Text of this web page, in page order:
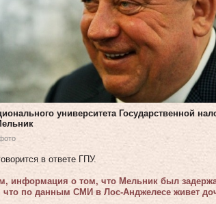
университета Государственной
в ответе ГПУ.
информация о том, что Мельник был
что по данным СМИ в Лос-Анджелесе живет